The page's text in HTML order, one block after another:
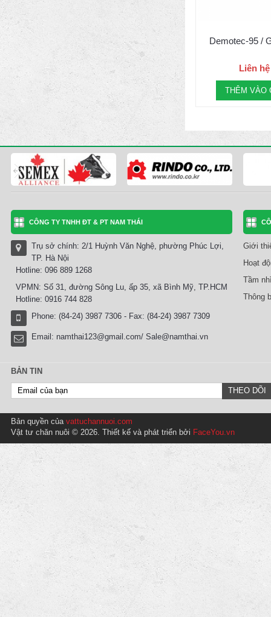
Demotec-95 /
Liên hệ
THÊM VÀO
CÔNG TY TNHH ĐT & PT NAM THÁI
Trụ sở chính: 2/1 Huỳnh Văn Nghệ, phường Phúc Lợi,
TP. Hà Nội
Hotline: 096 889 1268
VPMN: Số 31, đường Sông Lu, ấp 35, xã Bình Mỹ, TP.HCM
Hotline: 0916 744 828
Phone: (84-24) 3987 7306 - Fax: (84-24) 3987 7309
Email: namthai123@gmail.com/ Sale@namthai.vn
Giới
Hoạt
Tầm
Thông
BẢN TIN
Bản quyền của vattuchannuoi.com
Vật tư chăn nuôi © 2026. Thiết kế và phát triển bởi FaceYou.vn